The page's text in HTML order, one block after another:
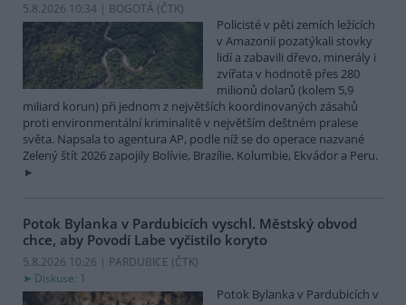
5.8.2026 10:34 | BOGOTÁ (ČTK)
Policisté v pěti zemích ležících
v Amazonii pozatýkali stovky
lidí a zabavili dřevo, minerály i
zvířata v hodnotě přes 280
milionů dolarů (kolem 5,9
miliard korun) při jednom z největších koordinovaných zásahů
proti environmentální kriminalitě v největším deštném pralese
světa. Napsala to agentura AP, podle níž se do operace nazvané
Zelený štít 2026 zapojily Bolívie, Brazílie, Kolumbie, Ekvádor a Peru.
Potok Bylanka v Pardubicích vyschl. Městský obvod
chce, aby Povodí Labe vyčistilo koryto
5.8.2026 10:26 | PARDUBICE (ČTK)
Diskuse: 1
Potok Bylanka v Pardubicích v